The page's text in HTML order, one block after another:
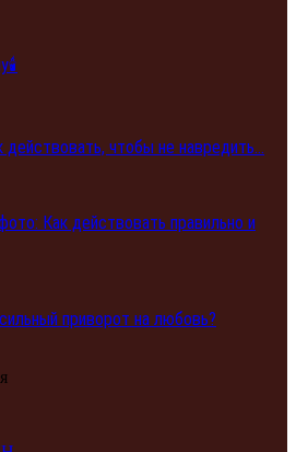
действовать, чтобы не навредить…
Как действовать правильно и
приворот на любовь?